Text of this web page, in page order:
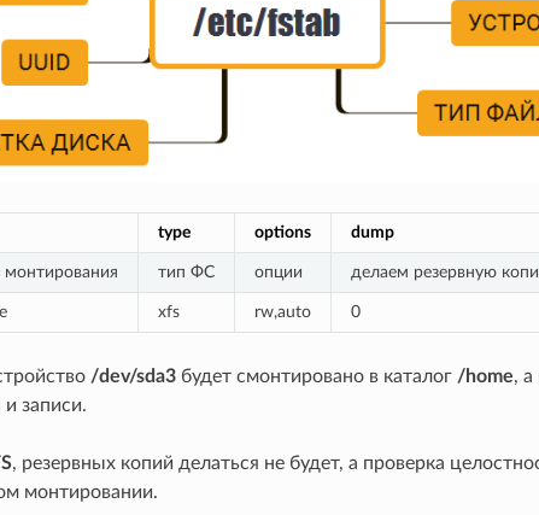
type options dump
монтирования тип ФС опции делаем резервную
xfs rw,auto 0
/dev/sda3будет смонтировано в каталог /home, а
записи.
, резервных копий делаться не будет, а проверка
монтировании.